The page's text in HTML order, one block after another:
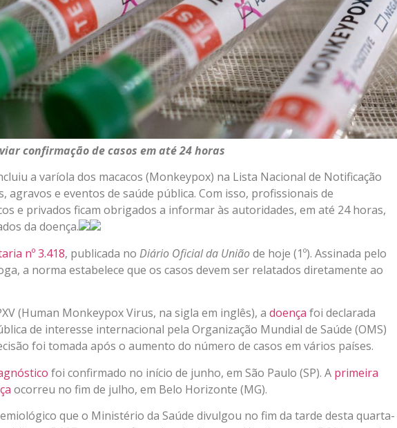
confirmação de casos em até 24 horas
a varíola dos macacos (Monkeypox) na Lista Nacional de Notificação
agravos e eventos de saúde pública. Com isso, profissionais de
e privados ficam obrigados a informar às autoridades, em até 24 horas,
da doença.
nº 3.418, publicada noDiário Oficial da Uniãode hoje (1º). Assinada pelo
a norma estabelece que os casos devem ser relatados diretamente ao
(Human Monkeypox Virus, na sigla em inglês), adoença foi declarada
de interesse internacional pela Organização Mundial de Saúde (OMS)
foi tomada após o aumento do número de casos em vários países.
foi confirmado no início de junho, em São Paulo (SP). A primeira
ocorreu no fim de julho, em Belo Horizonte (MG).
que o Ministério da Saúde divulgou no fim da tarde desta quarta-